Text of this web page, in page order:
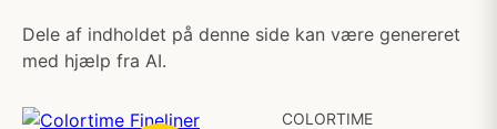
Dele af indholdet på denne side kan være genereret
med hjælp fra AI.
COLORTIME